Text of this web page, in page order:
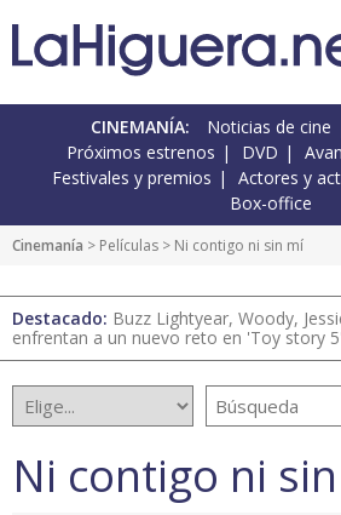
CINEMANÍA: Noticias de cine
Próximos estrenos
DVD
Festivales y premios
Actores y
Box-office
Cinemanía > Películas > Ni contigo ni sin mí
Destacado: Buzz Lightyear, Woody,
enfrentan a un nuevo reto en 'Toy story 5'
Ni contigo ni